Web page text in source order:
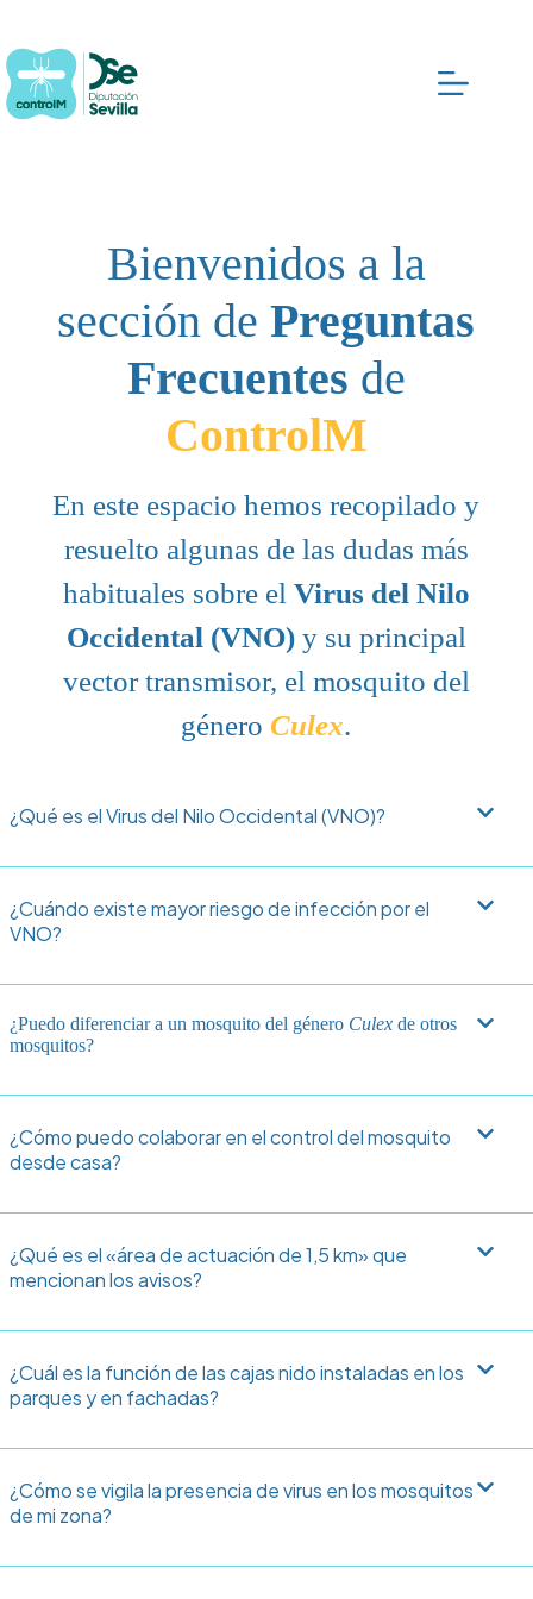
contenido
Bienvenidos a la
sección dePreguntas
Frecuentes de
ControlM
En este espacio hemos recopilado y
resuelto algunas de las dudas más
habituales sobre el Virus del Nilo
Occidental (VNO)y su principal
vector transmisor, el mosquito del
géneroCulex.
¿Qué es el Virus del Nilo Occidental (VNO)?
¿Cuándo existe mayor riesgo de infección por el
VNO?
¿Puedo diferenciar a un mosquito del género Culex de otros
mosquitos?
¿Cómo puedo colaborar en el control del mosquito
desde casa?
¿Qué es el «área de actuación de 1,5 km» que
mencionan los avisos?
¿Cuál es la función de las cajas nido instaladas en los
parques y en fachadas?
¿Cómo se vigila la presencia de virus en los mosquitos
de mi zona?